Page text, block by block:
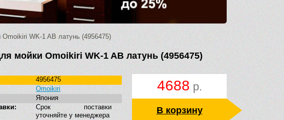
WK-1 AB латунь (4956475)
мойки Omoikiri WK-1 AB латунь (4956475)
4688 р.
В корзину
4956475
Omoikiri
Япония
Срок поставки
уточняйте у менеджера